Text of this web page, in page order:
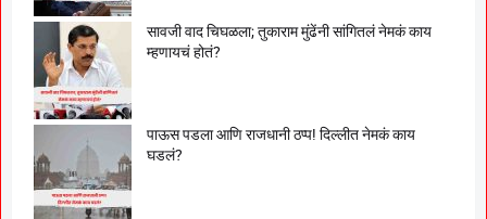
सावजी वाद चिघळला; तुकाराम मुंढेंनी सांगितलं नेमकं काय
म्हणायचं होतं?
पाऊस पडला आणि राजधानी ठप्प! दिल्लीत नेमकं काय
घडलं?